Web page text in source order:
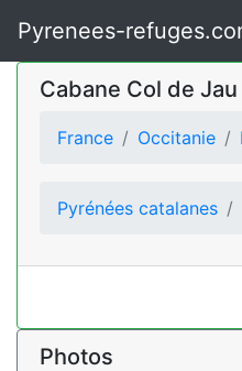
Pyrenees-
Cabane Col de Jau
France Occitanie
Pyrénées catalanes
Photos